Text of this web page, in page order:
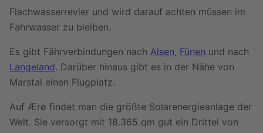
Flachwasserrevier und wird darauf achten müssen im
Fahrwasser zu bleiben.
Es gibt Fährverbindungen nach Alsen, Fünen und nach
Langeland. Darüber hinaus gibt es in der Nähe von
Marstal einen Flugplatz.
Auf Ærø findet man die größte Solarenergieanlage der
Welt. Sie versorgt mit 18.365 qm gut ein Drittel von